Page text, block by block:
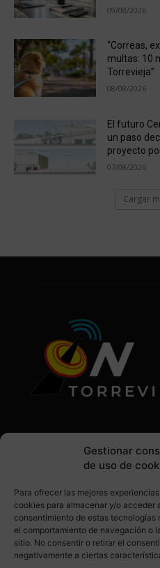
Gestionar
de uso de
Para ofrecer las mejores
cookies para almacenar y/o acceder
consentimiento de estas tecnologías
el comportamiento de navegación o
sitio. No consentir o retirar el
negativamente a ciertas
09/08/2026
“Correas,
multas: 10
Torrevieja”
08/08/2026
El futuro
un paso
proyecto
07/08/2026
Cargar
SÍGUENOS EN